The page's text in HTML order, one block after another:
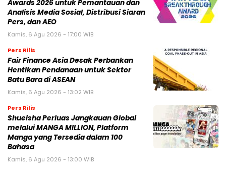
Awards 2026 untuk Pemantauan dan
Analisis Media Sosial, Distribusi Siaran
Pers, dan AEO
Kamis, 6 Agu 2026 - 17:00 WIB
Pers Rilis
Fair Finance Asia Desak Perbankan
Hentikan Pendanaan untuk Sektor
Batu Bara di ASEAN
Kamis, 6 Agu 2026 - 13:02 WIB
Pers Rilis
Shueisha Perluas Jangkauan Global
melalui MANGA MILLION, Platform
Manga yang Tersedia dalam 100
Bahasa
Kamis, 6 Agu 2026 - 13:00 WIB